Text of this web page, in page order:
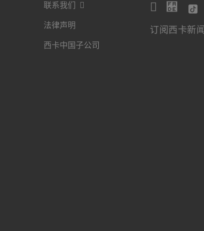
联系我们
法律声明
西卡中国子公司
订阅西卡新闻